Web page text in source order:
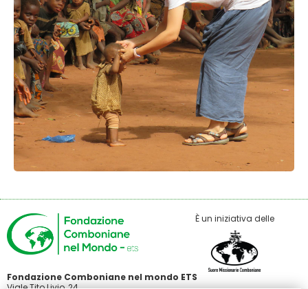
È un iniziativa delle
Fondazione Comboniane nel mondo ETS